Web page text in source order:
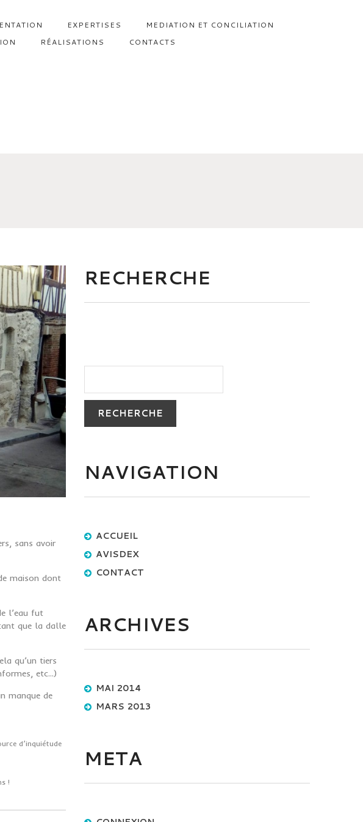
EXPERTISES
MEDIATION ET CONCILIATION
RÉALISATIONS CONTACTS
sans avoir
maison dont
l’eau fut
que la dalle
qu’un tiers
etc...)
manque de
d’inquiétude
!
RECHERCHE
NAVIGATION
ACCUEIL
AVISDEX
CONTACT
ARCHIVES
MAI 2014
MARS 2013
META